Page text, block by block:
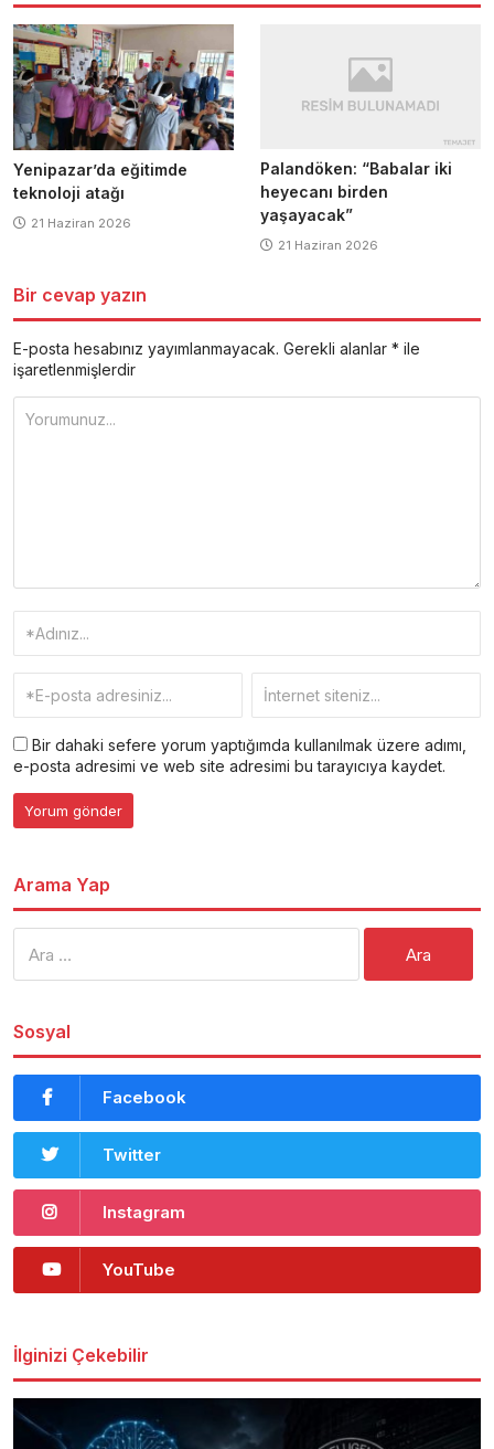
Yenipazar’da eğitimde
teknoloji atağı
21 Haziran 2026
Palandöken: “Babalar iki
heyecanı birden
yaşayacak”
21 Haziran 2026
Bir cevap yazın
E-posta hesabınız yayımlanmayacak. Gerekli alanlar * ile
işaretlenmişlerdir
Bir dahaki sefere yorum yaptığımda kullanılmak üzere adımı,
e-posta adresimi ve web site adresimi bu tarayıcıya kaydet.
Arama Yap
Sosyal
Facebook
Twitter
Instagram
YouTube
İlginizi Çekebilir